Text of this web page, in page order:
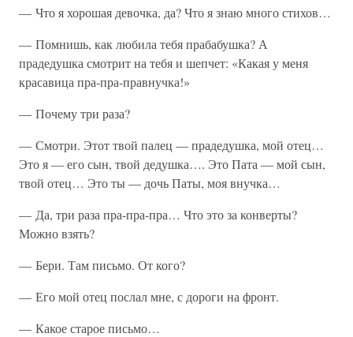
— Что я хорошая девочка, да? Что я знаю много стихов…
— Помнишь, как любила тебя прабабушка? А
прадедушка смотрит на тебя и шепчет: «Какая у меня
красавица пра-пра-правнучка!»
— Почему три раза?
— Смотри. Этот твой палец — прадедушка, мой отец…
Это я — его сын, твой дедушка…. Это Пата — мой сын,
твой отец… Это ты — дочь Паты, моя внучка…
— Да, три раза пра-пра-пра… Что это за конверты?
Можно взять?
— Бери. Там письмо. От кого?
— Его мой отец послал мне, с дороги на фронт.
— Какое старое письмо…